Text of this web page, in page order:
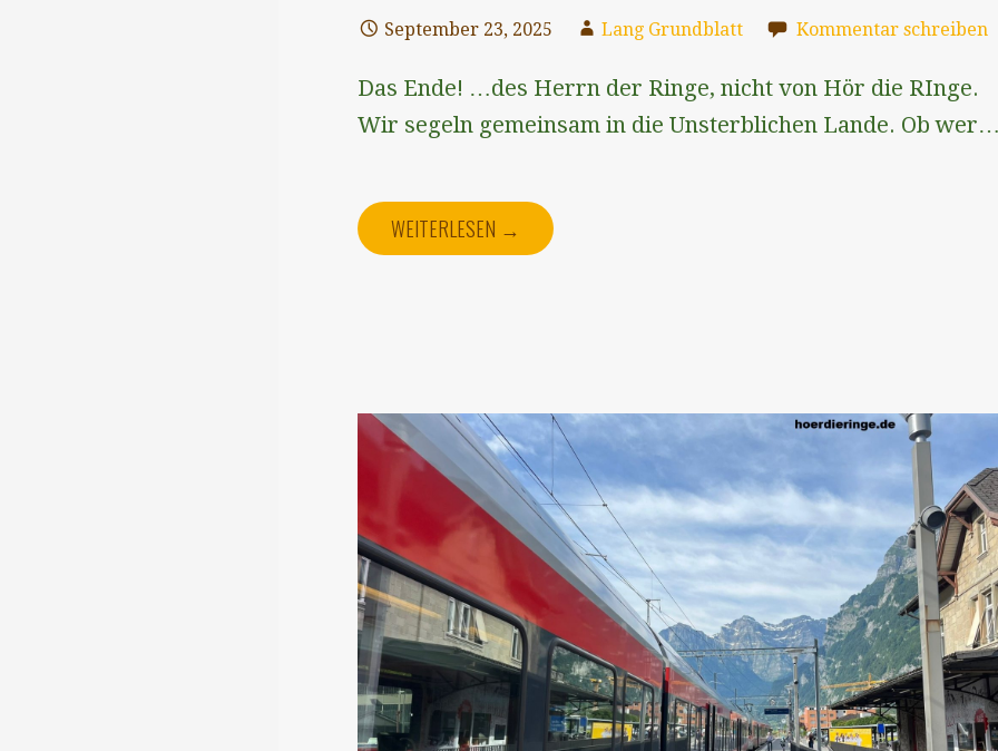
September 23, 2025 Lang Grundblatt Kommentar schreiben
Das Ende! …des Herrn der Ringe, nicht von Hör die RInge.
Wir segeln gemeinsam in die Unsterblichen Lande. Ob
WEITERLESEN →